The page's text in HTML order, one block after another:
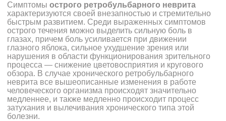
Симптомыострого ретробульбарного неврита
характеризуются своей внезапностью и стремительно
быстрым развитием. Среди выраженных симптомов
острого течения можно выделить сильную боль в
глазах, причем боль усиливается при движении
глазного яблока, сильное ухудшение зрения или
нарушения в области функционирования зрительного
процесса — снижение цветовосприятия и кругового
обзора. В случае хронического ретробульбарного
неврита все вышеописанные изменения в работе
человеческого организма происходят значительно
медленнее, и также медленно происходит процесс
затухания и вылечивания хронического типа этой
болезни.